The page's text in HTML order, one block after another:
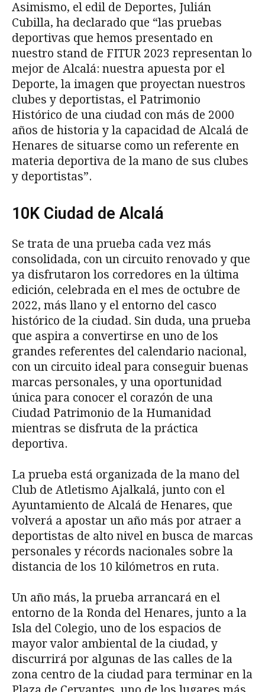
Asimismo, el edil de Deportes, Julián
Cubilla, ha declarado que “las pruebas
deportivas que hemos presentado en
nuestro stand de FITUR 2023 representan lo
mejor de Alcalá: nuestra apuesta por el
Deporte, la imagen que proyectan nuestros
clubes y deportistas, el Patrimonio
Histórico de una ciudad con más de 2000
años de historia y la capacidad de Alcalá de
Henares de situarse como un referente en
materia deportiva de la mano de sus clubes
y deportistas”.
10K Ciudad de Alcalá
Se trata de una prueba cada vez más
consolidada, con un circuito renovado y que
ya disfrutaron los corredores en la última
edición, celebrada en el mes de octubre de
2022, más llano y el entorno del casco
histórico de la ciudad. Sin duda, una prueba
que aspira a convertirse en uno de los
grandes referentes del calendario nacional,
con un circuito ideal para conseguir buenas
marcas personales, y una oportunidad
única para conocer el corazón de una
Ciudad Patrimonio de la Humanidad
mientras se disfruta de la práctica
deportiva.
La prueba está organizada de la mano del
Club de Atletismo Ajalkalá, junto con el
Ayuntamiento de Alcalá de Henares, que
volverá a apostar un año más por atraer a
deportistas de alto nivel en busca de marcas
personales y récords nacionales sobre la
distancia de los 10 kilómetros en ruta.
Un año más, la prueba arrancará en el
entorno de la Ronda del Henares, junto a la
Isla del Colegio, uno de los espacios de
mayor valor ambiental de la ciudad, y
discurrirá por algunas de las calles de la
zona centro de la ciudad para terminar en la